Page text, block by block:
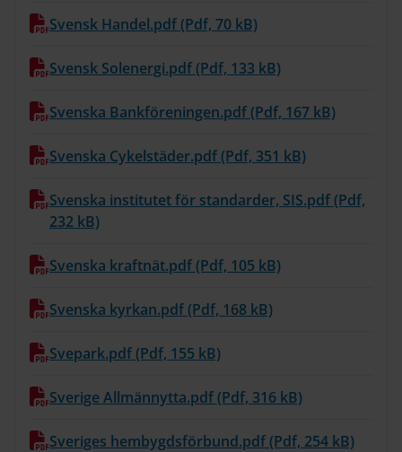
Svensk Handel.pdf (Pdf, 70 kB)
Svensk Solenergi.pdf (Pdf, 133 kB)
Svenska Bankföreningen.pdf (Pdf, 167 kB)
Svenska Cykelstäder.pdf (Pdf, 351 kB)
Svenska institutet för standarder, SIS.pdf (Pdf,
232 kB)
Svenska kraftnät.pdf (Pdf, 105 kB)
Svenska kyrkan.pdf (Pdf, 168 kB)
Svepark.pdf (Pdf, 155 kB)
Sverige Allmännytta.pdf (Pdf, 316 kB)
Sveriges hembygdsförbund.pdf (Pdf, 254 kB)